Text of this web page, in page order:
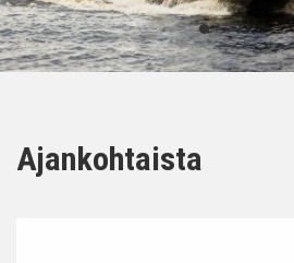
Ajankohtaista